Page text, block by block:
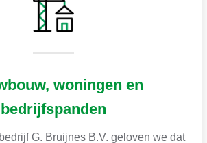
woningen en
bedrijfspanden
G. Bruijnes B.V. geloven we dat